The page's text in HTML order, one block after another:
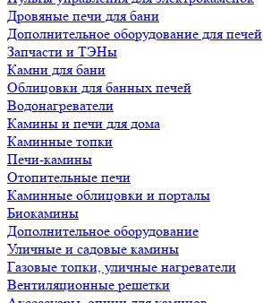
Дровяные печи для бани
Дополнительное оборудование для печей
Запчасти и ТЭНы
Камни для бани
Облицовки для банных печей
Водонагреватели
Камины и печи для дома
Каминные топки
Печи-камины
Отопительные печи
Каминные облицовки и порталы
Биокамины
Дополнительное оборудование
Уличные и садовые камины
Газовые топки, уличные нагреватели
Вентиляционные решетки